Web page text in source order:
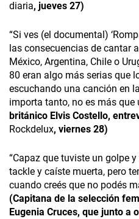
diaria, jueves 27)
“Si ves (el documental)
las consecuencias de cantar
México, Argentina, Chile o
80 eran algo más serias que
escuchando una canción en
importa tanto, no es más que
británico Elvis Costello,
Rockdelux, viernes 28)
“Capaz que tuviste un golpe
tackle y caíste muerta, pero
cuando creés que no podés
(Capitana de la selección
Eugenia Cruces, que junto a